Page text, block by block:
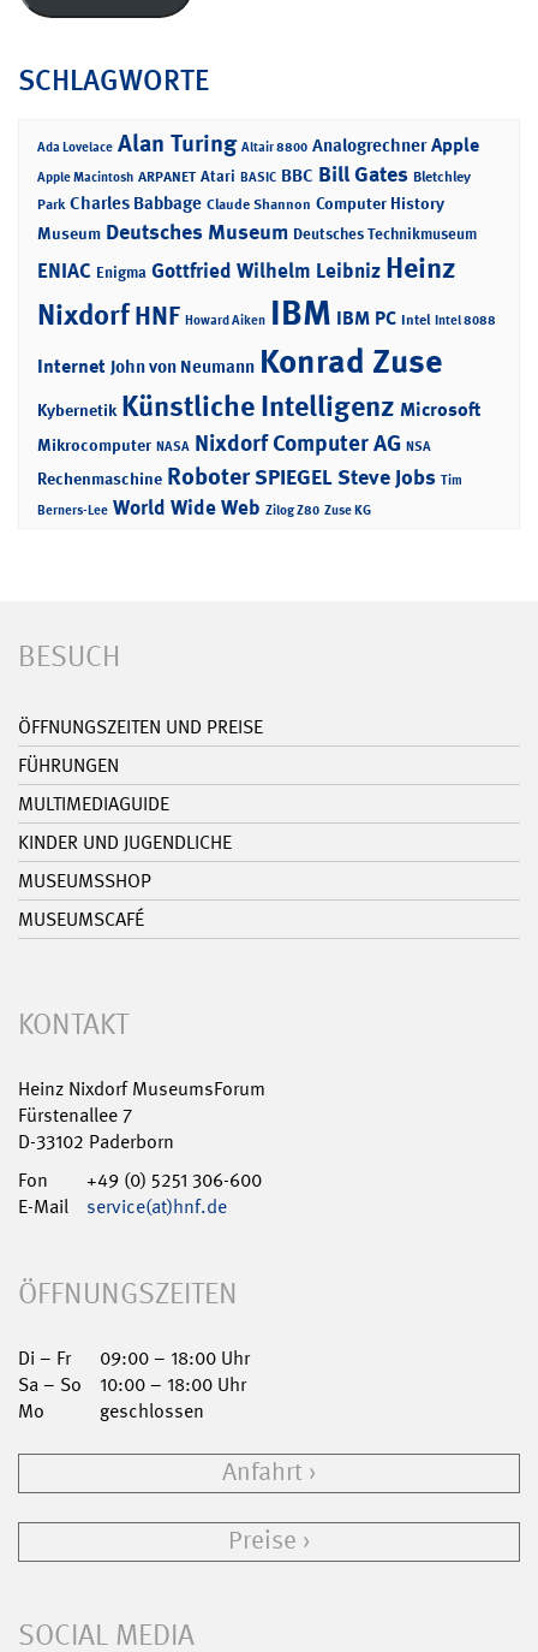
SCHLAGWORTE
Ada Lovelace Alan Turing Altair 8800 Analogrechner Apple
Apple Macintosh ARPANET Atari BASIC BBC Bill Gates Bletchley
Park Charles Babbage Claude Shannon Computer History
Museum Deutsches Museum Deutsches Technikmuseum
ENIAC Enigma Gottfried Wilhelm Leibniz Heinz
NixdorfHNF Howard Aiken IBM IBM PC Intel Intel 8088
Internet John von Neumann Konrad Zuse
Kybernetik Künstliche Intelligenz Microsoft
Mikrocomputer NASA Nixdorf Computer AG NSA
Rechenmaschine RoboterSPIEGELSteve Jobs Tim
Berners-Lee World Wide Web Zilog Z80 Zuse KG
BESUCH
ÖFFNUNGSZEITEN UND PREISE
FÜHRUNGEN
MULTIMEDIAGUIDE
KINDER UND JUGENDLICHE
MUSEUMSSHOP
MUSEUMSCAFÉ
KONTAKT
Heinz Nixdorf MuseumsForum
Fürstenallee 7
D-33102 Paderborn
Fon
+49 (0) 5251 306-600
E-Mail
service(at)hnf.de
ÖFFNUNGSZEITEN
Di – Fr
09:00 – 18:00 Uhr
Sa – So
10:00 – 18:00 Uhr
Mo
geschlossen
Anfahrt
Preise
SOCIAL MEDIA